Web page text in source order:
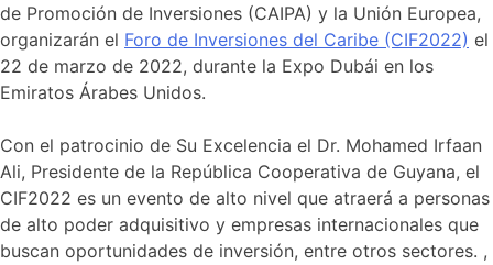
de Promoción de Inversiones (CAIPA) y la Unión Europea,
organizarán el Foro de Inversiones del Caribe (CIF2022) el
22 de marzo de 2022, durante la Expo Dubái en los
Emiratos Árabes Unidos.
Con el patrocinio de Su Excelencia el Dr. Mohamed Irfaan
Ali, Presidente de la República Cooperativa de Guyana, el
CIF2022 es un evento de alto nivel que atraerá a personas
de alto poder adquisitivo y empresas internacionales que
buscan oportunidades de inversión, entre otros sectores. ,